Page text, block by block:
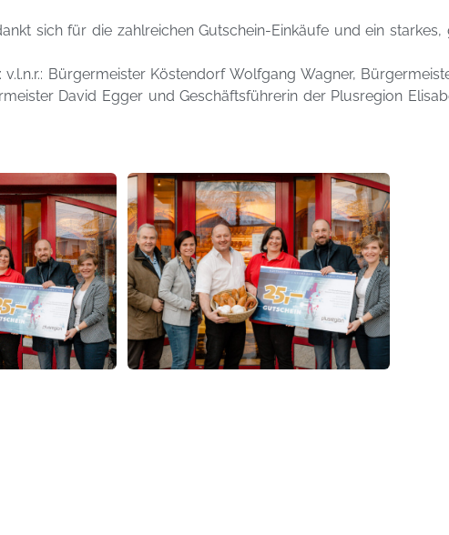
sich für die zahlreichen Gutschein-Einkäufe und ein starkes,
Bürgermeister Köstendorf Wolfgang Wagner,
David Egger und Geschäftsführerin der Plusregion